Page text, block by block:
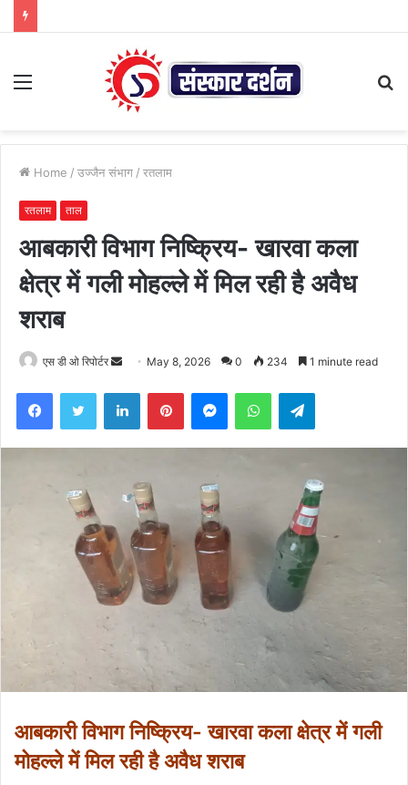
Menu
Home / उज्जैन संभाग / रतलाम
रतलाम ताल
आबकारी विभाग निष्क्रिय- खारवा कला
क्षेत्र में गली मोहल्ले में मिल रही है अवैध
शराब
एस डी ओ रिपोर्टर
Send May 8, 2026 0 234 1 minute read
FacebookTwitter LinkedInPinterestMessengerWhatsAppTelegram
आबकारी विभाग निष्क्रिय- खारवा कला क्षेत्र में गली
मोहल्ले में मिल रही है अवैध शराब